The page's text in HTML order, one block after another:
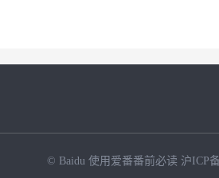
© Baidu 使用爱番番前必读 沪ICP